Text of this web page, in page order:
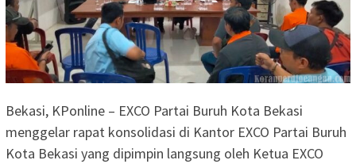
Bekasi, KPonline – EXCO Partai Buruh Kota Bekasi
menggelar rapat konsolidasi di Kantor EXCO Partai Buruh
Kota Bekasi yang dipimpin langsung oleh Ketua EXCO